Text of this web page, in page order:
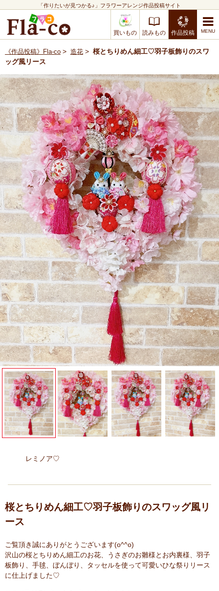
「作りたいが見つかる♪」フラワーアレンジ作品投稿サイト
買いもの 読みもの 作品投稿
《作品投稿》Fla-co > 造花 > 桜とちりめん細工♡羽子板飾りのスワ
ッグ風リース
レミノア♡
桜とちりめん細工♡羽子板飾りのスワッグ風リ
ース
ご覧頂き誠にありがとうございます(o^^o)
沢山の桜とちりめん細工のお花、うさぎのお雛様とお内裏様、羽子
板飾り、手毬、ぼんぼり、タッセルを使って可愛いひな祭りリース
に仕上げました♡